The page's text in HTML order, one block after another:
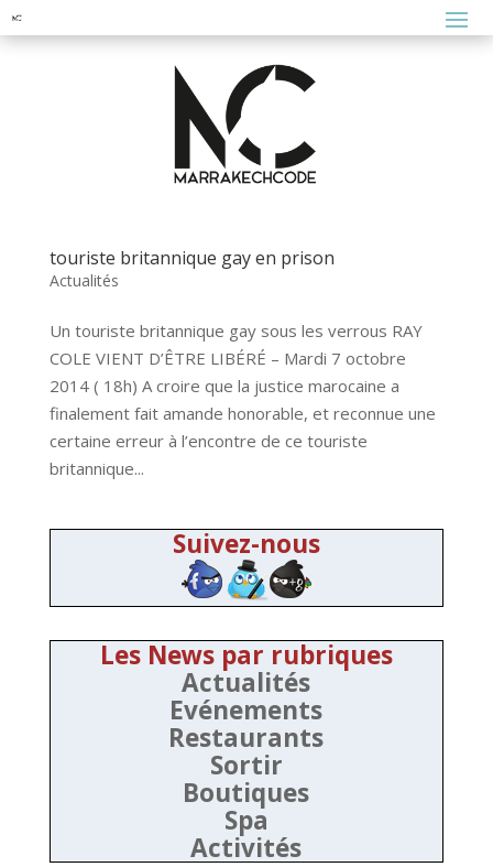
touriste britannique gay en prison
Actualités
Un touriste britannique gay sous les verrous RAY
COLE VIENT D’ÊTRE LIBÉRÉ – Mardi 7 octobre
2014 ( 18h) A croire que la justice marocaine a
finalement fait amande honorable, et reconnue une
certaine erreur à l’encontre de ce touriste
britannique...
Suivez-nous
Les News par rubriques
Actualités
Evénements
Restaurants
Sortir
Boutiques
Spa
Activités